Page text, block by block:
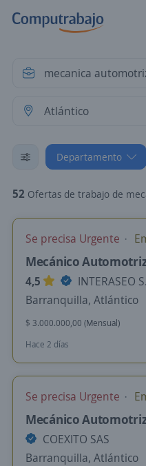
Departamento
52 Ofertas de trabajo de mecanica
Se precisa Urgente
Mecánico
4,5
INTERASEO
Barranquilla, Atlántico
$ 3.000.000,00 (Mensual)
Hace 2 días
Se precisa Urgente
Mecánico
COEXITO SAS
Barranquilla, Atlántico